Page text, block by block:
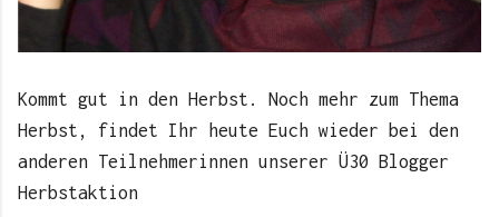
Kommt gut in den Herbst. Noch mehr zum Thema
Herbst, findet Ihr heute Euch wieder bei den
anderen Teilnehmerinnen unserer Ü30 Blogger
Herbstaktion